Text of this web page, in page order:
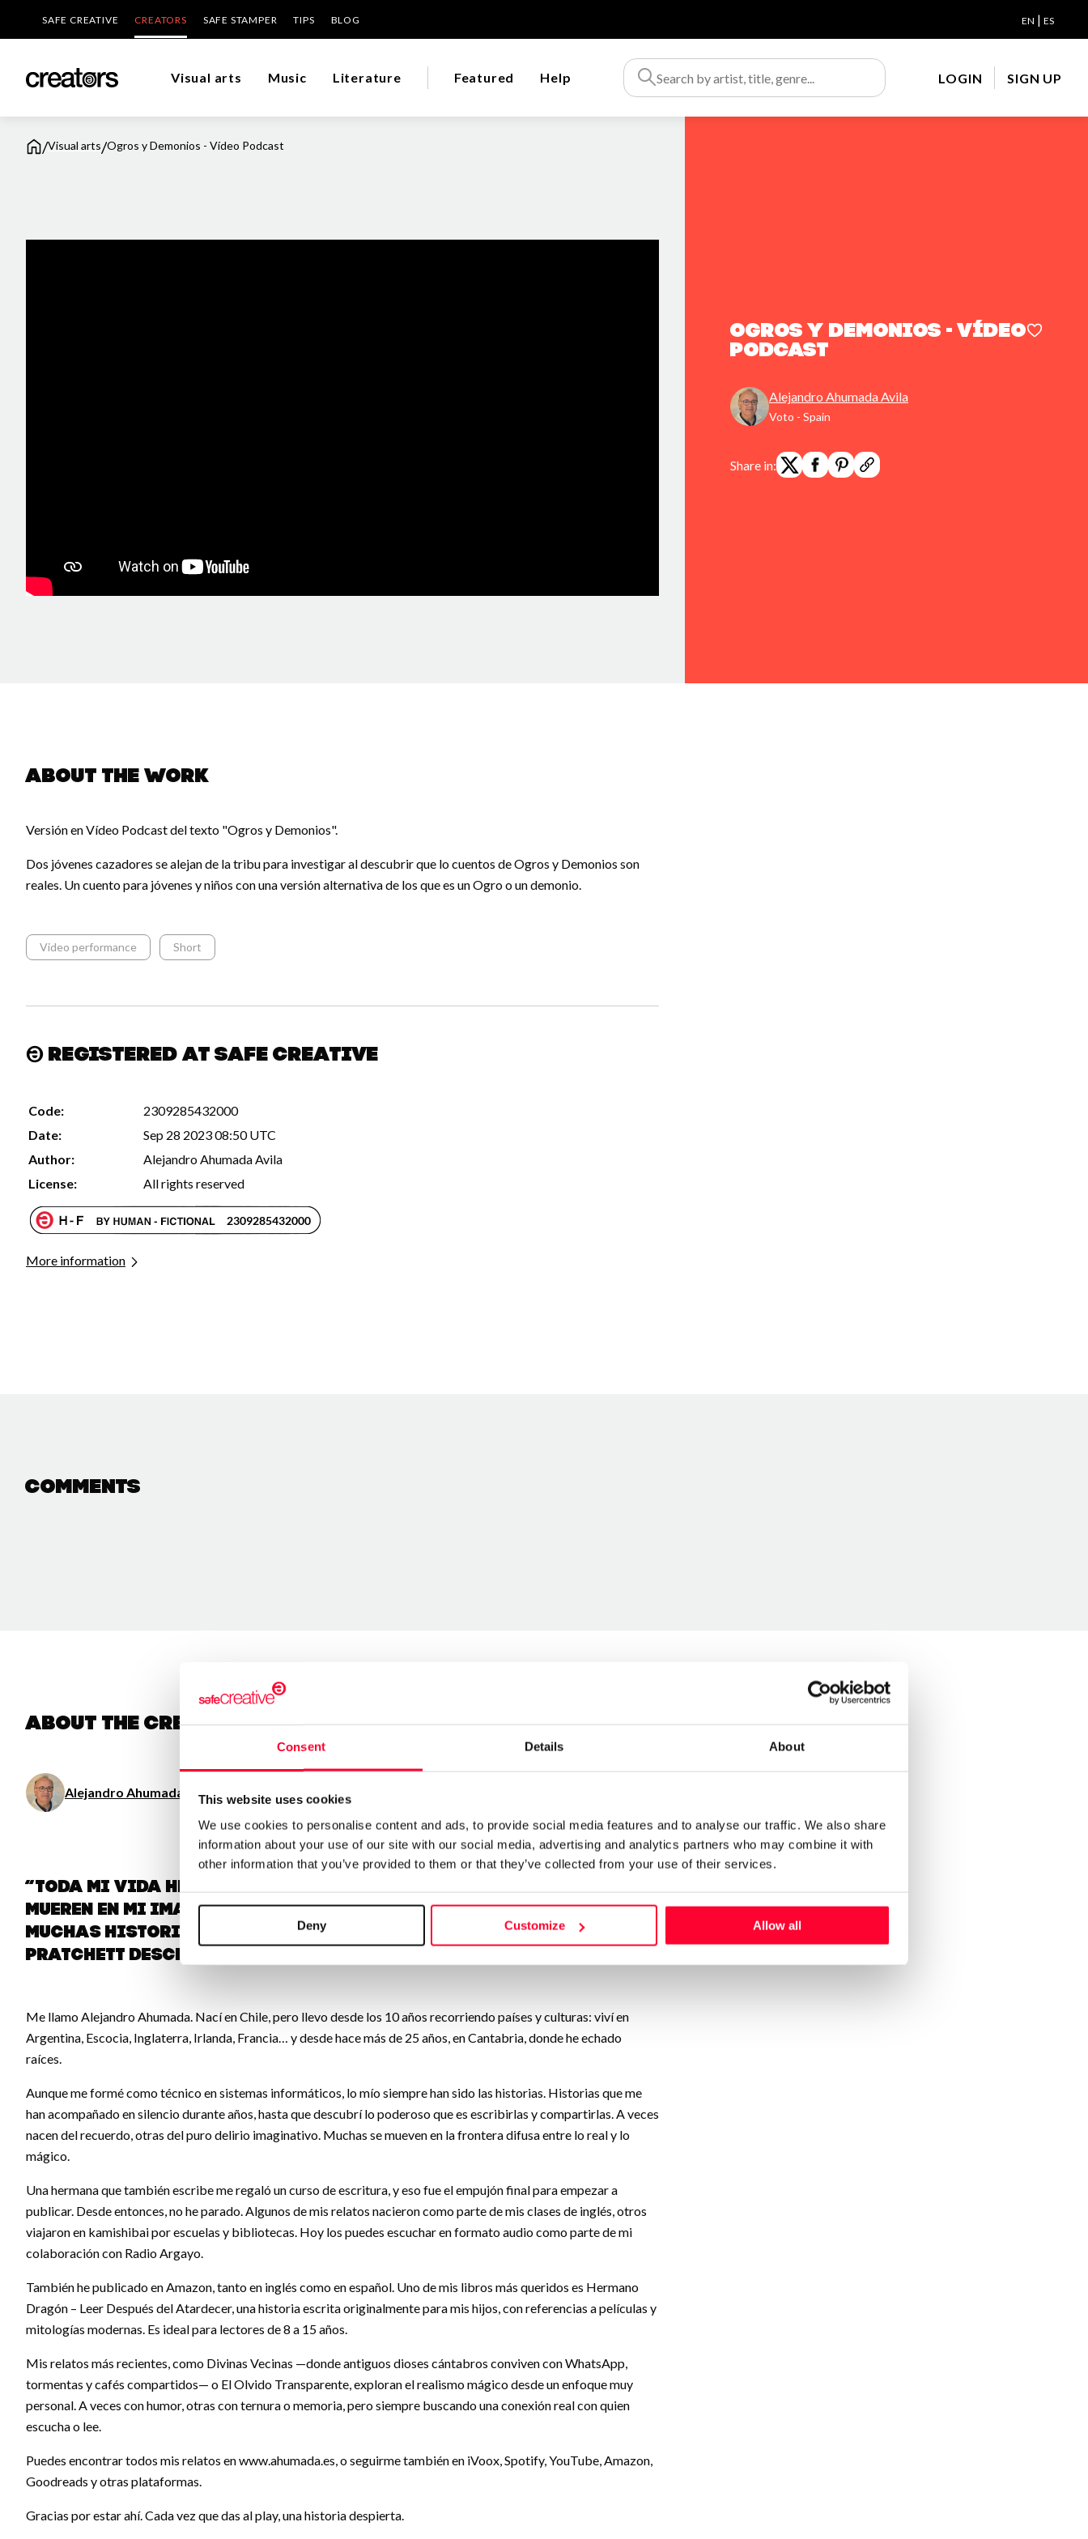
Consent Details About
This website uses cookies
We use cookies to personalise content and ads, to provide social media features and to analyse our traffic. We also share
information about your use of our site with our social media, advertising and analytics partners who may combine it with
other information that you’ve provided to them or that they’ve collected from your use of their services.
Deny Customize Allow all
SAFE CREATIVE CREATORS SAFE STAMPER TIPS BLOG EN | ES
Visual arts Music Literature Featured Help LOGIN SIGN UP
/Visual arts/Ogros y Demonios - Vídeo Podcast
Ogros y Demonios - Vídeo
Podcast
Alejandro Ahumada Avila
Voto - Spain
Share in:
About the work
Versión en Vídeo Podcast del texto "Ogros y Demonios".
Dos jóvenes cazadores se alejan de la tribu para investigar al descubrir que lo cuentos de Ogros y Demonios son
reales. Un cuento para jóvenes y niños con una versión alternativa de los que es un Ogro o un demonio.
Video performance Short
Registered at Safe Creative
Code:
2309285432000
Date:
Sep 28 2023 08:50 UTC
Author:
Alejandro Ahumada Avila
License:
All rights reserved
More information
Comments
About the creator
Alejandro Ahumada Avila / Literature / Music / Visual arts
Follow
“Toda mi vida he tenido cuentos e historias que nacen, crecen y
mueren en mi imaginación. Aparte de estos también tengo
muchas historias reales que contar que el autor Terry
Pratchett describiría como "interesante".”
Me llamo Alejandro Ahumada. Nací en Chile, pero llevo desde los 10 años recorriendo países y culturas: viví en
Argentina, Escocia, Inglaterra, Irlanda, Francia… y desde hace más de 25 años, en Cantabria, donde he echado
raíces.
Aunque me formé como técnico en sistemas informáticos, lo mío siempre han sido las historias. Historias que me
han acompañado en silencio durante años, hasta que descubrí lo poderoso que es escribirlas y compartirlas. A veces
nacen del recuerdo, otras del puro delirio imaginativo. Muchas se mueven en la frontera difusa entre lo real y lo
mágico.
Una hermana que también escribe me regaló un curso de escritura, y eso fue el empujón final para empezar a
publicar. Desde entonces, no he parado. Algunos de mis relatos nacieron como parte de mis clases de inglés, otros
viajaron en kamishibai por escuelas y bibliotecas. Hoy los puedes escuchar en formato audio como parte de mi
colaboración con Radio Argayo.
También he publicado en Amazon, tanto en inglés como en español. Uno de mis libros más queridos es Hermano
Dragón – Leer Después del Atardecer, una historia escrita originalmente para mis hijos, con referencias a películas y
mitologías modernas. Es ideal para lectores de 8 a 15 años.
Mis relatos más recientes, como Divinas Vecinas —donde antiguos dioses cántabros conviven con WhatsApp,
tormentas y cafés compartidos— o El Olvido Transparente, exploran el realismo mágico desde un enfoque muy
personal. A veces con humor, otras con ternura o memoria, pero siempre buscando una conexión real con quien
escucha o lee.
Puedes encontrar todos mis relatos en www.ahumada.es, o seguirme también en iVoox, Spotify, YouTube, Amazon,
Goodreads y otras plataformas.
Gracias por estar ahí. Cada vez que das al play, una historia despierta.